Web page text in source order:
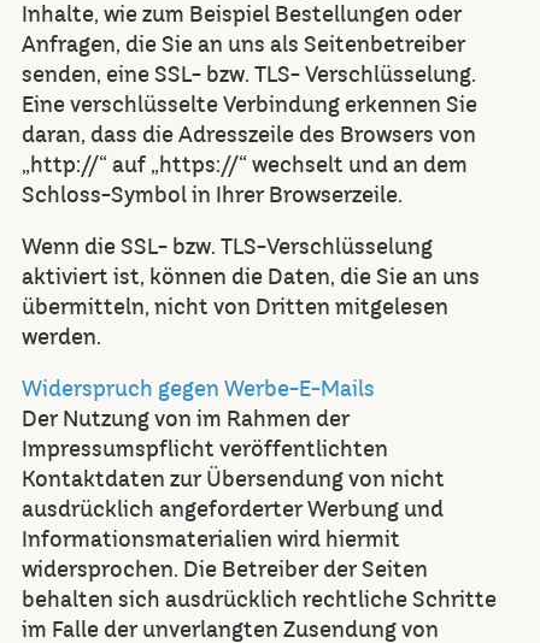
Inhalte, wie zum Beispiel Bestellungen oder
Anfragen, die Sie an uns als Seitenbetreiber
senden, eine SSL- bzw. TLS- Verschlüsselung.
Eine verschlüsselte Verbindung erkennen Sie
daran, dass die Adresszeile des Browsers von
„http://“ auf „https://“ wechselt und an dem
Schloss-Symbol in Ihrer Browserzeile.
Wenn die SSL- bzw. TLS-Verschlüsselung
aktiviert ist, können die Daten, die Sie an uns
übermitteln, nicht von Dritten mitgelesen
werden.
Widerspruch gegen Werbe-E-Mails
Der Nutzung von im Rahmen der
Impressumspflicht veröffentlichten
Kontaktdaten zur Übersendung von nicht
ausdrücklich angeforderter Werbung und
Informationsmaterialien wird hiermit
widersprochen. Die Betreiber der Seiten
behalten sich ausdrücklich rechtliche Schritte
im Falle der unverlangten Zusendung von